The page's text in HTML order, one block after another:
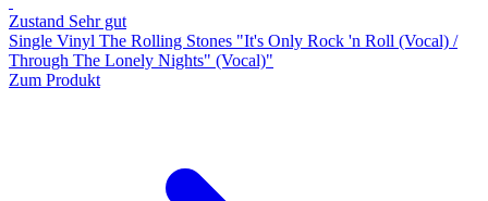
Zustand Sehr gut
Single Vinyl The Rolling Stones "It's Only Rock 'n Roll (Vocal) /
Through The Lonely Nights" (Vocal)"
Zum Produkt